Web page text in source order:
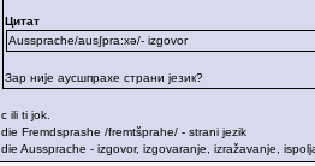
Цитат
Aussprache/aus∫pra:xə/- izgovor
Зар није аусшпрахе страни језик?
c ili ti jok.
die Fremdsprashe /fremtšprahe/ - strani jezik
die Aussprache - izgovor, izgovaranje, izražavanje,